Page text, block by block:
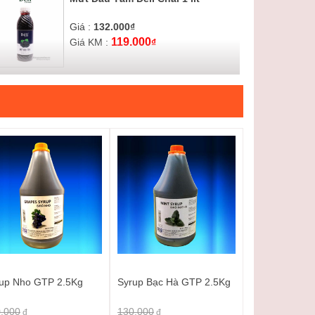
Giá : 132.000₫
Giá KM : 119.000₫
Giá :132.000₫
Giá KM :
119.000₫
Mứt Chanh Dây Déli Chai 1 lít
₫
Syrup Deli Xoài 1L
132.000₫
Nho GTP 2.5Kg
đ
Syrup Bạc Hà GTP 2.5Kg
130.000 đ